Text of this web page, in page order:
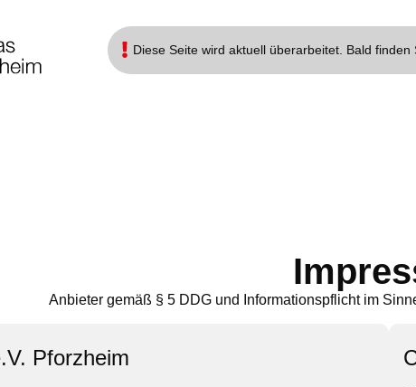
Diese Seite wird aktuell überarbeitet. Bald finden
Anbieter gemäß § 5 DDG und Informationspflicht im
Pforzheim